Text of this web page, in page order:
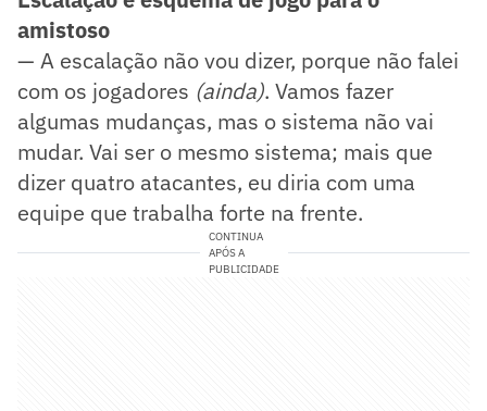
amistoso
— A escalação não vou dizer, porque não falei
com os jogadores (ainda). Vamos fazer
algumas mudanças, mas o sistema não vai
mudar. Vai ser o mesmo sistema; mais que
dizer quatro atacantes, eu diria com uma
equipe que trabalha forte na frente.
CONTINUA
APÓS A
PUBLICIDADE